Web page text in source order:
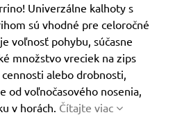
Univerzálne kalhoty s
sú vhodné pre celoročné
voľnosť pohybu, súčasne
množstvo vreciek na zips
alebo drobnosti,
od voľnočasového nosenia,
v horách. Čítajte viac